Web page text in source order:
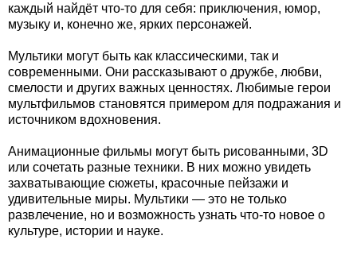
каждый найдёт что-то для себя: приключения, юмор,
музыку и, конечно же, ярких персонажей.
Мультики могут быть как классическими, так и
современными. Они рассказывают о дружбе, любви,
смелости и других важных ценностях. Любимые герои
мультфильмов становятся примером для подражания и
источником вдохновения.
Анимационные фильмы могут быть рисованными, 3D
или сочетать разные техники. В них можно увидеть
захватывающие сюжеты, красочные пейзажи и
удивительные миры. Мультики — это не только
развлечение, но и возможность узнать что-то новое о
культуре, истории и науке.